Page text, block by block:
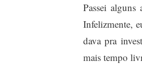
Passei
Infelizmente,
dava pra
mais tempo